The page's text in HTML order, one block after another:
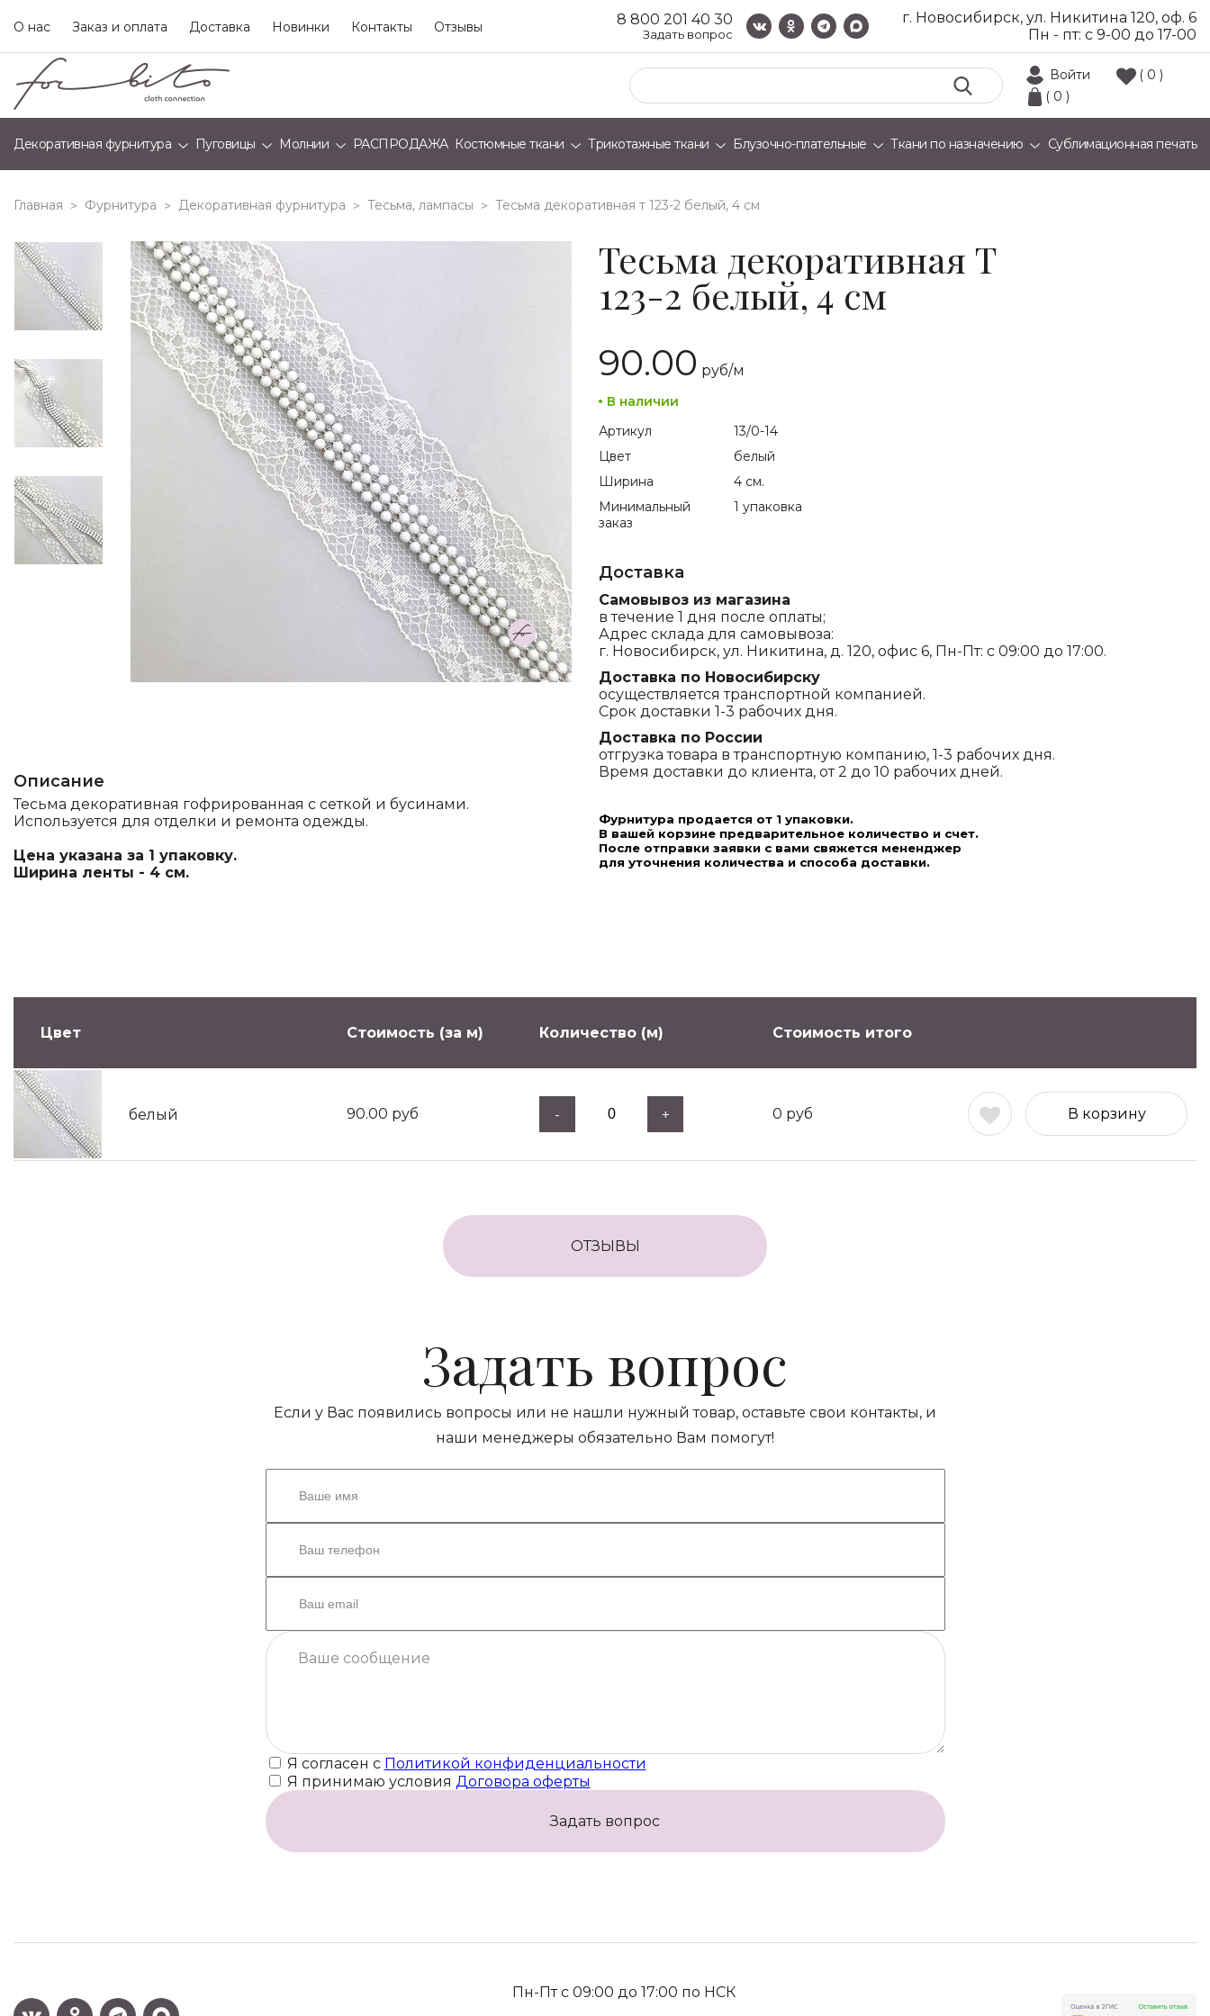
О нас Заказ и оплата Доставка Новинки Контакты Отзывы 8 800 201 40 30
Задать вопрос
г. Новосибирск, ул. Никитина 120, оф. 6
Пн - пт: с 9-00 до 17-00
Войти
( 0 )
( 0 )
Декоративная фурнитура Пуговицы Молнии РАСПРОДАЖА Костюмные ткани Трикотажные ткани Блузочно-плательные Ткани по назначению Сублимационная печать
Главная > Фурнитура > Декоративная фурнитура > Тесьма, лампасы > тесьма декоративная т 123-2 белый, 4 см
Описание
Тесьма декоративная гофрированная с сеткой и бусинами.
Используется для отделки и ремонта одежды.
Цена указана за 1 упаковку.
Ширина ленты - 4 см.
Тесьма декоративная Т
123-2 белый, 4 см
90.00 руб/м
В наличии
Артикул
13/0-14
Цвет
белый
Ширина
4 см.
Минимальный
заказ
1 упаковка
Доставка
Самовывоз из магазина
в течение 1 дня после оплаты;
Адрес склада для самовывоза:
г. Новосибирск, ул. Никитина, д. 120, офис 6, Пн-Пт: с 09:00 до 17:00.
Доставка по Новосибирску
осуществляется транспортной компанией.
Срок доставки 1-3 рабочих дня.
Доставка по России
отгрузка товара в транспортную компанию, 1-3 рабочих дня.
Время доставки до клиента, от 2 до 10 рабочих дней.
Фурнитура продается от 1 упаковки.
В вашей корзине предварительное количество и счет.
После отправки заявки с вами свяжется мененджер
для уточнения количества и способа доставки.
Цвет Стоимость (за м) Количество (м) Стоимость итого
белый 90.00 руб - + 0 руб В корзину
ОТЗЫВЫ
Задать вопрос
Если у Вас появились вопросы или не нашли нужный товар, оставьте свои контакты, и
наши менеджеры обязательно Вам помогут!
Я согласен с Политикой конфиденциальности
Я принимаю условия Договора оферты
Задать вопрос
Пн-Пт с 09:00 до 17:00 по НСК